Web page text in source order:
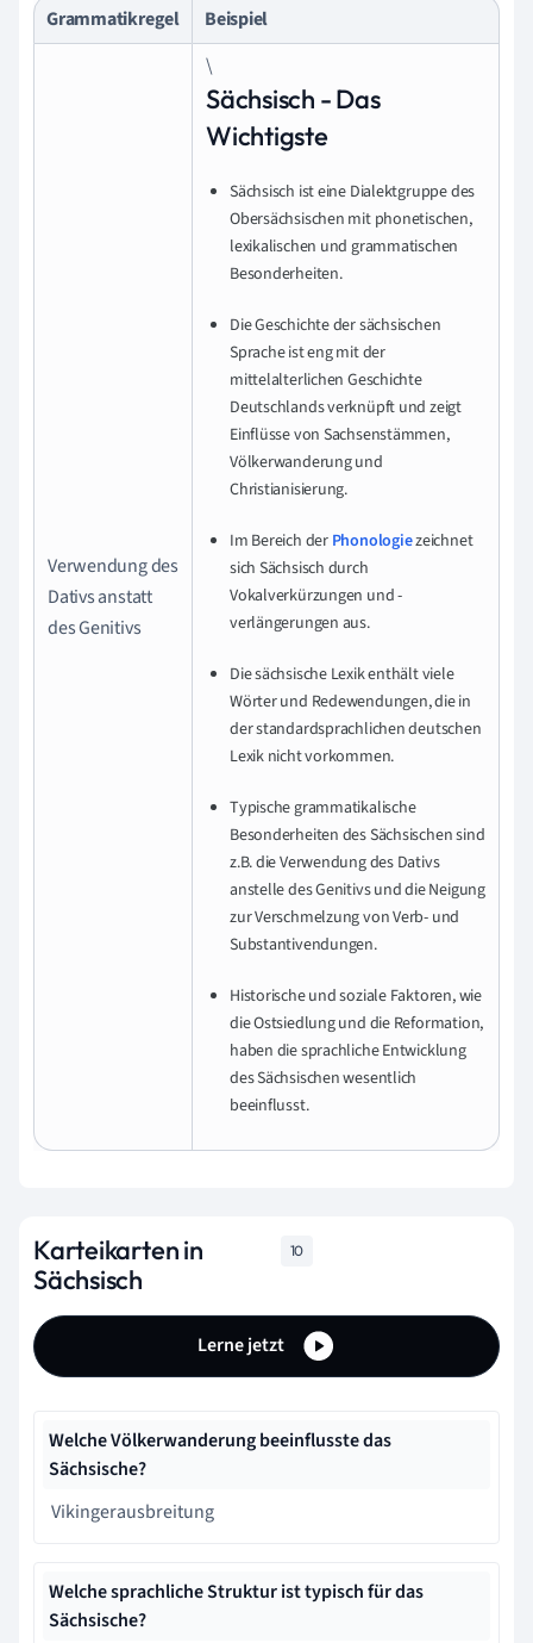
Grammatikregel Beispiel
Verwendung des
Dativs anstatt
des Genitivs
\
Sächsisch - Das
Wichtigste
Sächsisch ist eine Dialektgruppe des
Obersächsischen mit phonetischen,
lexikalischen und grammatischen
Besonderheiten.
Die Geschichte der sächsischen
Sprache ist eng mit der
mittelalterlichen Geschichte
Deutschlands verknüpft und zeigt
Einflüsse von Sachsenstämmen,
Völkerwanderung und
Christianisierung.
Im Bereich der Phonologiezeichnet
sich Sächsisch durch
Vokalverkürzungen und -
verlängerungen aus.
Die sächsische Lexik enthält viele
Wörter und Redewendungen, die in
der standardsprachlichen deutschen
Lexik nicht vorkommen.
Typische grammatikalische
Besonderheiten des Sächsischen sind
z.B. die Verwendung des Dativs
anstelle des Genitivs und die Neigung
zur Verschmelzung von Verb- und
Substantivendungen.
Historische und soziale Faktoren, wie
die Ostsiedlung und die Reformation,
haben die sprachliche Entwicklung
des Sächsischen wesentlich
beeinflusst.
Karteikarten in
Sächsisch
10
Lerne jetzt
Welche Völkerwanderung beeinflusste das
Sächsische?
Vikingerausbreitung
Welche sprachliche Struktur ist typisch für das
Sächsische?